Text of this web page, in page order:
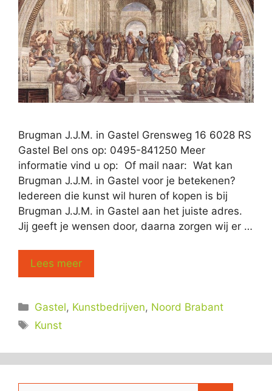
Brugman J.J.M. in Gastel Grensweg 16 6028 RS
Gastel Bel ons op: 0495-841250 Meer
informatie vind u op: Of mail naar: Wat kan
Brugman J.J.M. in Gastel voor je betekenen?
Iedereen die kunst wil huren of kopen is bij
Brugman J.J.M. in Gastel aan het juiste adres.
Jij geeft je wensen door, daarna zorgen wij er …
Lees meer
Categorieën
Gastel, Kunstbedrijven, Noord Brabant
Tags
Kunst